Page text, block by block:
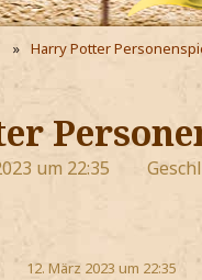
Harry Potter
um 22:35
12. März 2023 um 22:35